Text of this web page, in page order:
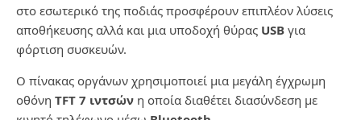
στο εσωτερικό της ποδιάς προσφέρουν επιπλέον λύσεις
αποθήκευσης αλλά και μια υποδοχή θύρας USB για
φόρτιση συσκευών.
Ο πίνακας οργάνων χρησιμοποιεί μια μεγάλη έγχρωμη
οθόνη TFT 7 ιντσών η οποία διαθέτει διασύνδεση με